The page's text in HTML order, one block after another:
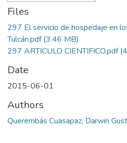
Files
297 El servicio de hospedaje en
Tulcán.pdf(3.46 MB)
297 ARTICULO CIENTIFICO.pdf
Date
2015-06-01
Authors
Querembás Cuasapaz, Darwin